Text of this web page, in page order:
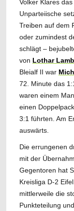
Volker Klares
Unparteiische
Treiben auf dem
oder zumindest
schlägt –
von Lothar
Bleialf II war
72. Minute das
waren einem
einen
3:1 führten. Am
auswärts.
Die errungenen
mit der
Gegentoren hat
Kreisliga D-2 Eifel.
mittlerweile die
Punkteteilung